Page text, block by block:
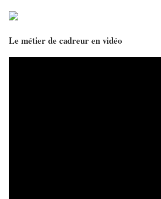
Le métier de cadreur en vidéo